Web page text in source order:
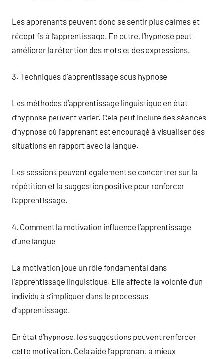
Les apprenants peuvent donc se sentir plus calmes et
réceptifs à l’apprentissage. En outre, l’hypnose peut
améliorer la rétention des mots et des expressions.
3. Techniques d’apprentissage sous hypnose
Les méthodes d’apprentissage linguistique en état
d’hypnose peuvent varier. Cela peut inclure des séances
d’hypnose où l’apprenant est encouragé à visualiser des
situations en rapport avec la langue.
Les sessions peuvent également se concentrer sur la
répétition et la suggestion positive pour renforcer
l’apprentissage.
4. Comment la motivation influence l’apprentissage
d’une langue
La motivation joue un rôle fondamental dans
l’apprentissage linguistique. Elle affecte la volonté d’un
individu à s’impliquer dans le processus
d’apprentissage.
En état d’hypnose, les suggestions peuvent renforcer
cette motivation. Cela aide l’apprenant à mieux